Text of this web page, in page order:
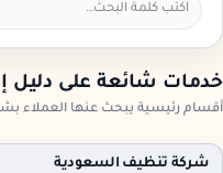
خدمات شائعة على دليل
أقسام رئيسية يبحث عنها
شركة تنظيف السعودية